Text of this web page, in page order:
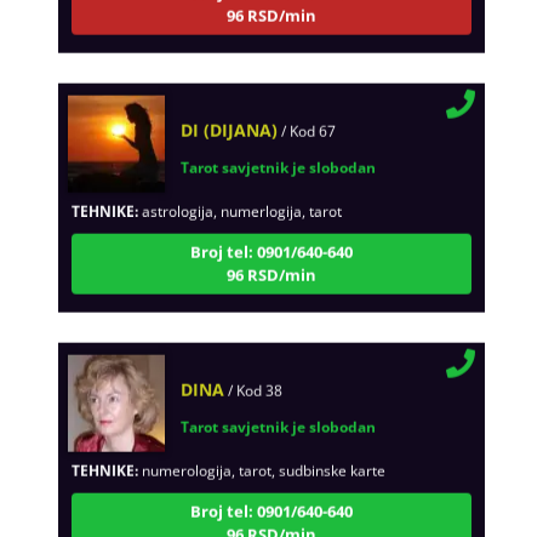
Tarot savjetnik je slobodan
TEHNIKE: astrologija, numerlogija, tarot
Broj tel: 0901/640-640
96 RSD/min
Tarot savjetnik je slobodan
TEHNIKE:numerologija, tarot, sudbinske karte
Broj tel: 0901/640-640
96 RSD/min